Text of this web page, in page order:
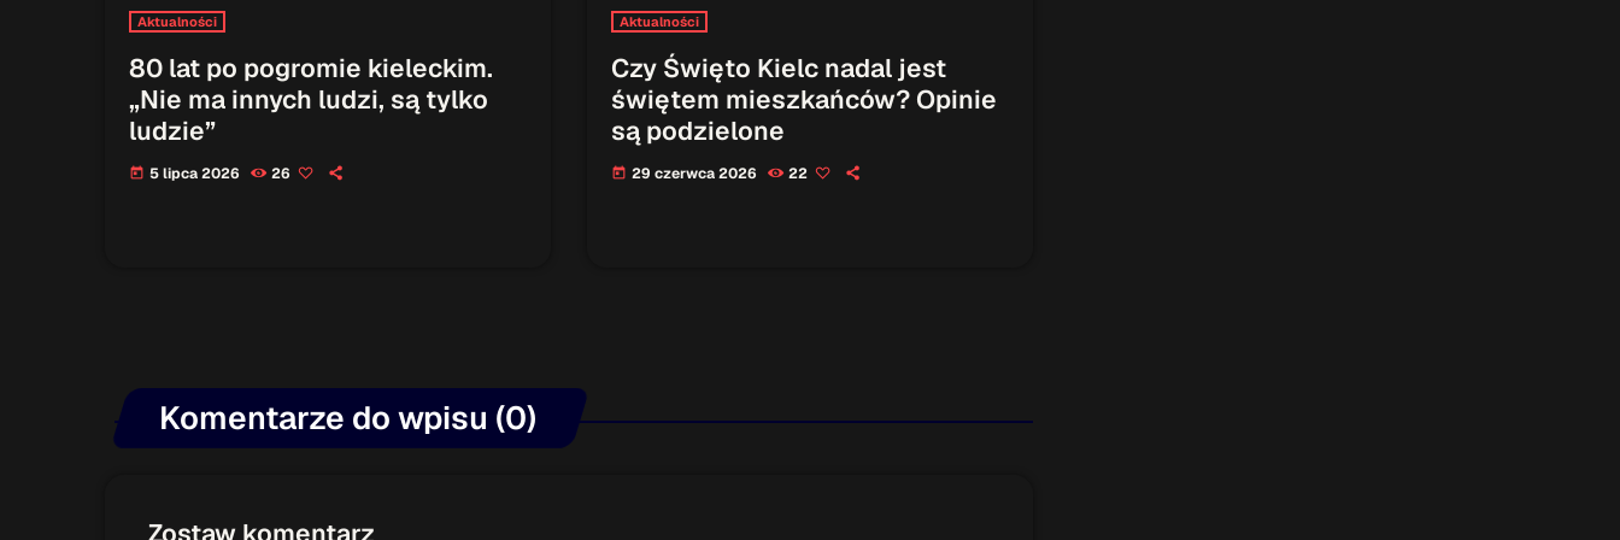
Aktualności
80 lat po pogromie kieleckim.
„Nie ma innych ludzi, są tylko
ludzie”
today 5 lipca 2026 26
Aktualności
Czy Święto Kielc nadal jest
świętem mieszkańców? Opinie
są podzielone
today 29 czerwca 2026 22
Komentarze do wpisu (0)